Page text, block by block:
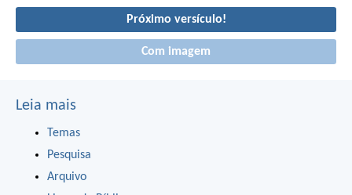
Próximo versículo!
Com imagem
Leia mais
Temas
Pesquisa
Arquivo